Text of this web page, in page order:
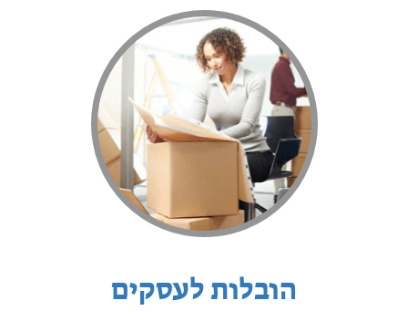
הובלות לעסקים